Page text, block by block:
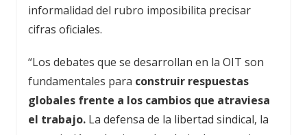
informalidad del rubro imposibilita precisar
cifras oficiales.
“Los debates que se desarrollan en la OIT son
fundamentales para construir respuestas
globales frente a los cambios que atraviesa
el trabajo. La defensa de la libertad sindical, la